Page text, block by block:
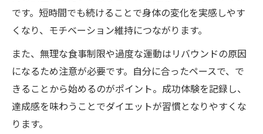
です。短時間でも続けることで身体の変化を実感しやす
くなり、モチベーション維持につながります。
また、無理な食事制限や過度な運動はリバウンドの原因
になるため注意が必要です。自分に合ったペースで、で
きることから始めるのがポイント。成功体験を記録し、
達成感を味わうことでダイエットが習慣となりやすくな
ります。